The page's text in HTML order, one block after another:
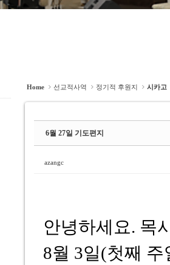
Home 선교적사역 정기적 후원지 시카고
6월 27일 기도편지
azangc
안녕하세요. 목
8월 3일(첫째